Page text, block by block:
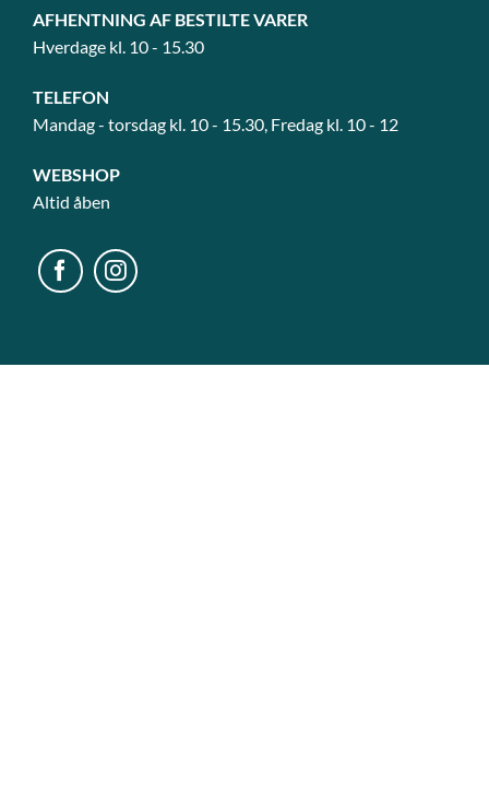
AFHENTNING AF BESTILTE VARER
Hverdage kl. 10 - 15.30
TELEFON
Mandag - torsdag kl. 10 - 15.30, Fredag kl. 10 - 12
WEBSHOP
Altid åben